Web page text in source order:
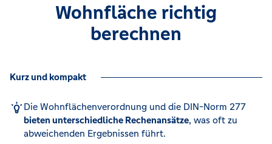
Wohnfläche richtig
berechnen
Kurz und kompakt
Die Wohnflächenverordnung und die DIN-Norm 277
bieten unterschiedliche Rechenansätze, was oft zu
abweichenden Ergebnissen führt.